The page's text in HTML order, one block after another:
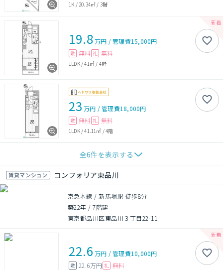
1K /20.34㎡ / 3階
19.8万円 /管理費15,000円
敷 無料 礼 無料
1LDK/41㎡ / 4階
23 万円 /管理費18,000円
敷 無料 礼 無料
1LDK/41.11㎡ /4階
全6件を表示する
賃貸マンション コンフォリア東品川
京急本線 / 新馬場駅 徒歩8分
築22年 /7階建
東京都品川区東品川３丁目22-11
22.6 万円 /管理費10,000円
敷 22.6万円 礼 無料